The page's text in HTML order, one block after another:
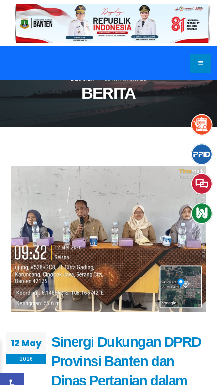
BERITA
BERANDA BERITA & ARTIKEL
12 May
2026
Sinergi Dukungan DPRD
Provinsi Banten dan
Dinas Pertanian dalam